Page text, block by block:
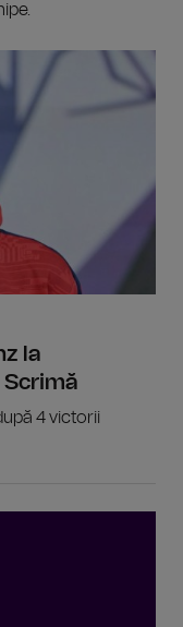
la
4 victorii